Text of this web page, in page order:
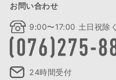
お問い合わせ
9:00〜17:00 土日祝除く
24時間受付